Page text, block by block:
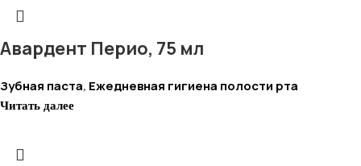
Авардент Перио, 75 мл
Зубная паста, Ежедневная гигиена полости рта
Читать далее